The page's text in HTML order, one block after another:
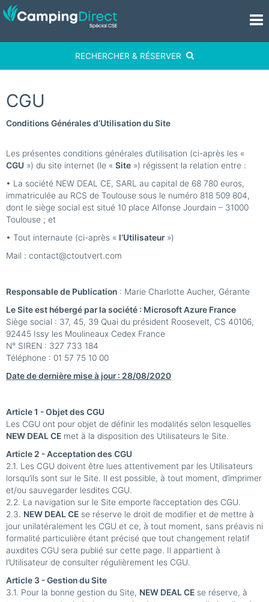
RECHERCHER & RÉSERVER
CGU
Conditions Générales d’Utilisation du Site
Les présentes conditions générales d’utilisation (ci-après les «
CGU ») du site internet (le « Site ») régissent la relation entre :
• La société NEW DEAL CE, SARL au capital de 68 780 euros,
immatriculée au RCS de Toulouse sous le numéro 818 509 804,
dont le siège social est situé 10 place Alfonse Jourdain – 31000
Toulouse ; et
• Tout internaute (ci-après « l’Utilisateur»)
Mail : contact@ctoutvert.com
Responsable de Publication : Marie Charlotte Aucher, Gérante
Le Site est hébergé par la société : Microsoft Azure France
Siège social : 37, 45, 39 Quai du président Roosevelt, CS 40106,
92445 Issy les Moulineaux Cedex France
N° SIREN : 327 733 184
Téléphone : 01 57 75 10 00
Date de dernière mise à jour : 28/08/2020
Article 1 - Objet des CGU
Les CGU ont pour objet de définir les modalités selon lesquelles
NEW DEAL CE met à la disposition des Utilisateurs le Site.
Article 2 - Acceptation des CGU
2.1. Les CGU doivent être lues attentivement par les Utilisateurs
lorsqu’ils sont sur le Site. Il est possible, à tout moment, d’imprimer
et/ou sauvegarder lesdites CGU.
2.2. La navigation sur le Site emporte l’acceptation des CGU.
2.3. NEW DEAL CE se réserve le droit de modifier et de mettre à
jour unilatéralement les CGU et ce, à tout moment, sans préavis ni
formalité particulière étant précisé que tout changement relatif
auxdites CGU sera publié sur cette page. Il appartient à
l’Utilisateur de consulter régulièrement les CGU.
Article 3 - Gestion du Site
3.1. Pour la bonne gestion du Site, NEW DEAL CE se réserve, à